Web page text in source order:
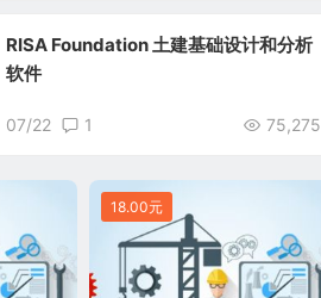
RISA Foundation 土建基础设计和分析
软件
07/22 1 75,275
18.00元